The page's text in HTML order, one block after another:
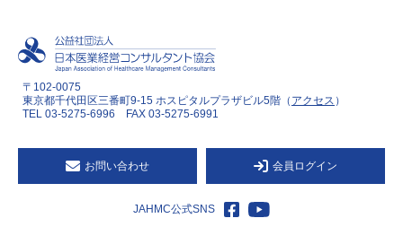
〒102-0075
東京都千代田区三番町9-15 ホスピタルプラザビル5階（ アクセス ）
TEL 03-5275-6996 FAX 03-5275-6991
お問い合わせ 会員ログイン
JAHMC公式SNS